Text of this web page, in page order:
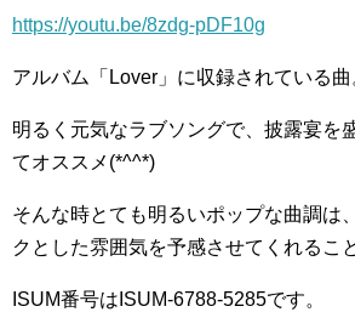
https://youtu.be/8zdg-pDF10g
アルバム「Lover」に収録されている曲
明るく元気なラブソングで、披露宴を
てオススメ(*^^*)
そんな時とても明るいポップな曲調は
クとした雰囲気を予感させてくれるこ
ISUM番号はISUM-6788-5285です。